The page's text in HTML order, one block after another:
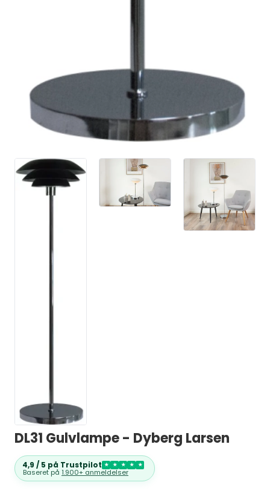
DL31 Gulvlampe - Dyberg Larsen
4,9 / 5 på Trustpilot ★ ★ ★ ★ ★
Baseret på 1.900+ anmeldelser